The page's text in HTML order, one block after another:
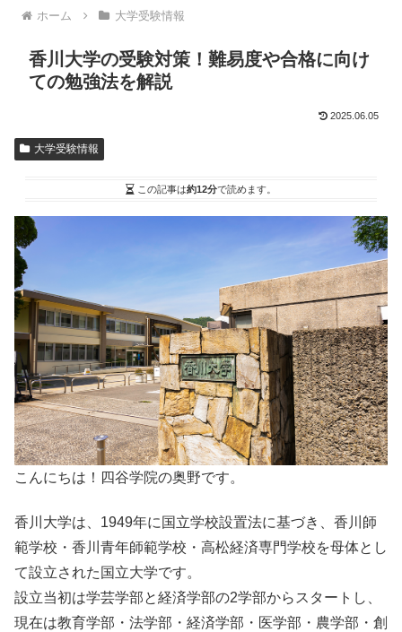
ホーム 大学受験情報
香川大学の受験対策！難易度や合格に向け
ての勉強法を解説
2025.06.05
大学受験情報
この記事は約12分で読めます。
こんにちは！四谷学院の奥野です。
香川大学は、1949年に国立学校設置法に基づき、香川師
範学校・香川青年師範学校・高松経済専門学校を母体とし
て設立された国立大学です。
設立当初は学芸学部と経済学部の2学部からスタートし、
現在は教育学部・法学部・経済学部・医学部・農学部・創